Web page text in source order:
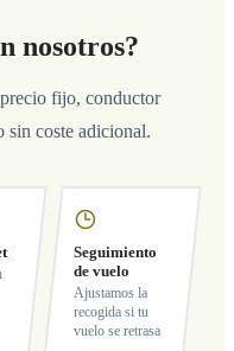
nosotros?
fijo, conductor
sin coste adicional.
Seguimiento
de vuelo
Ajustamos la
recogida si tu
vuelo se retrasa